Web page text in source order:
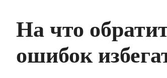
На что
ошибок